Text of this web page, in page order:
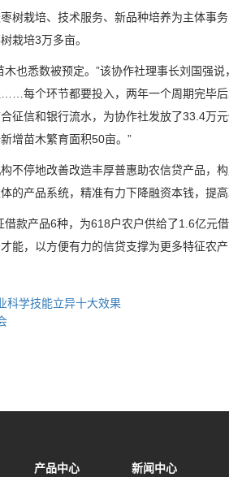
栽培、技术服务、新品种培养为主体事
栽培3万多亩。
悉数被预定。”该协作社理事长刘国强说
每个环节都要投入，两年一个周期完毕后
征信和银行流水，为协作社发放了33.4万
增苗木繁育面积50亩。”
停地改善改造丰厚普惠助农信贷产品，
的产品系统，精准有力下降融资本钱，提高
产品6种，为618户农户供给了1.6亿元借
能，以方便有力的信贷支撑为更多特征农
科学技能立异十大效果
产品中心 新闻中心